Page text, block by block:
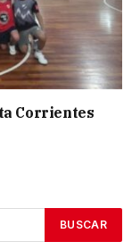
Corrientes